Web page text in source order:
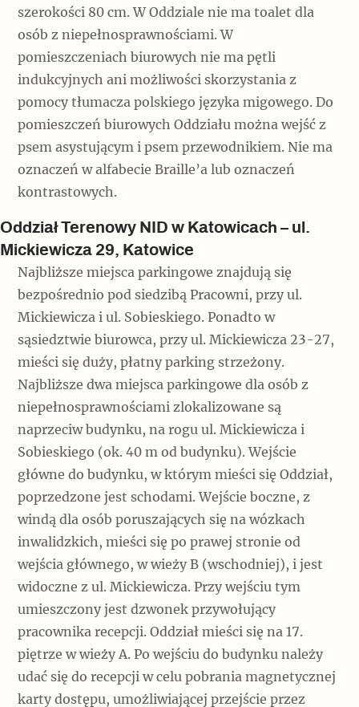
szerokości 80 cm. W Oddziale nie ma toalet dla
osób z niepełnosprawnościami. W
pomieszczeniach biurowych nie ma pętli
indukcyjnych ani możliwości skorzystania z
pomocy tłumacza polskiego języka migowego. Do
pomieszczeń biurowych Oddziału można wejść z
psem asystującym i psem przewodnikiem. Nie ma
oznaczeń w alfabecie Braille’a lub oznaczeń
kontrastowych.
Oddział Terenowy NID w Katowicach – ul.
Mickiewicza 29, Katowice
Najbliższe miejsca parkingowe znajdują się
bezpośrednio pod siedzibą Pracowni, przy ul.
Mickiewicza i ul. Sobieskiego. Ponadto w
sąsiedztwie biurowca, przy ul. Mickiewicza 23-27,
mieści się duży, płatny parking strzeżony.
Najbliższe dwa miejsca parkingowe dla osób z
niepełnosprawnościami zlokalizowane są
naprzeciw budynku, na rogu ul. Mickiewicza i
Sobieskiego (ok. 40 m od budynku). Wejście
główne do budynku, w którym mieści się Oddział,
poprzedzone jest schodami. Wejście boczne, z
windą dla osób poruszających się na wózkach
inwalidzkich, mieści się po prawej stronie od
wejścia głównego, w wieży B (wschodniej), i jest
widoczne z ul. Mickiewicza. Przy wejściu tym
umieszczony jest dzwonek przywołujący
pracownika recepcji. Oddział mieści się na 17.
piętrze w wieży A. Po wejściu do budynku należy
udać się do recepcji w celu pobrania magnetycznej
karty dostępu, umożliwiającej przejście przez